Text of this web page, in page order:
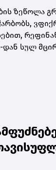
ზეწოლა
სულ